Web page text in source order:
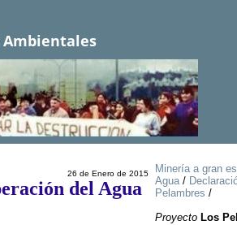
26 de Enero de 2015
del Agua
Minería a gran
Agua/
Pelambres /
Proyecto Los